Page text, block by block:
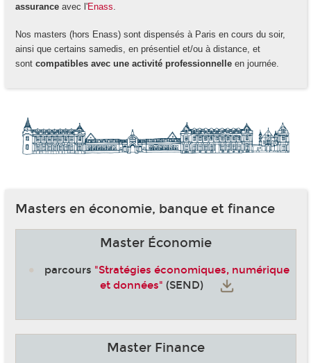
assuranceavec l'Enass
Nos masters (hors Enass) sont dispensés à Paris en cours du soir,
ainsi que certains samedis, en présentiel et/ou à distance, et
sont compatibles avec une activité professionnelleen journée.
Masters en économie, banque et finance
Master Économie
parcours "Stratégies économiques, numérique
et données" (SEND)
Master Finance